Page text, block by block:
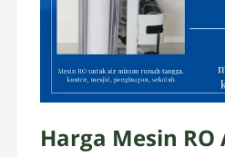
Harga Mesin